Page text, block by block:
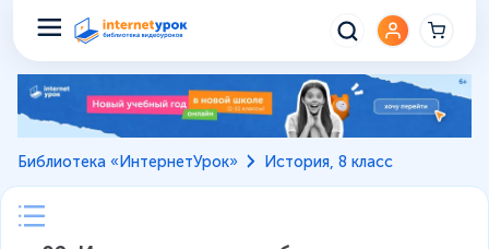
Библиотека «ИнтернетУрок» История, 8 класс